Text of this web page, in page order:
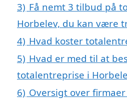
3) Få nemt 3 tilbud på
Horbelev, du kan være
4) Hvad koster
5) Hvad er med til at
totalentreprise i
6) Oversigt over